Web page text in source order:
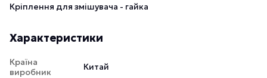
Кріплення для змішувача - гайка
Характеристики
Країна
виробник
Китай